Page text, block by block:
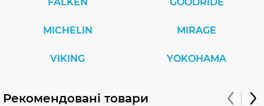
MICHELIN MIRAGE
VIKING YOKOHAMA
Рекомендовані товари